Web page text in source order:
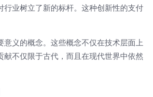
业树立了新的标杆。这种创新性的支付
义的概念。这些概念不仅在技术层面上
不仅限于古代，而且在现代世界中依然